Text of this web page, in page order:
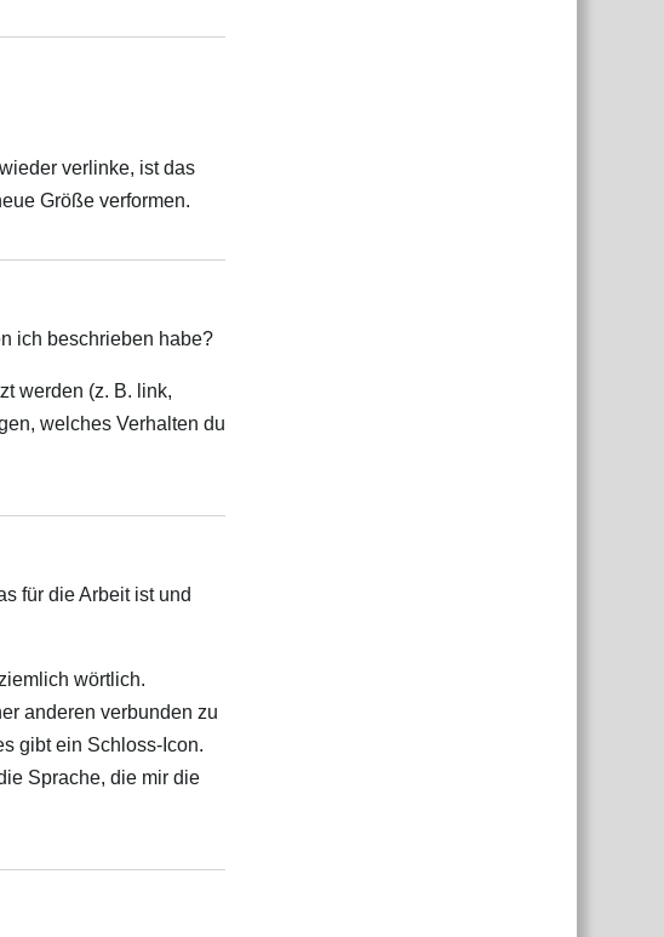
verlinke, ist das
Größe verformen.
ich beschrieben habe?
werden (z. B. link,
welches Verhalten du
für die Arbeit ist und
wörtlich.
anderen verbunden zu
gibt ein Schloss-Icon.
Sprache, die mir die